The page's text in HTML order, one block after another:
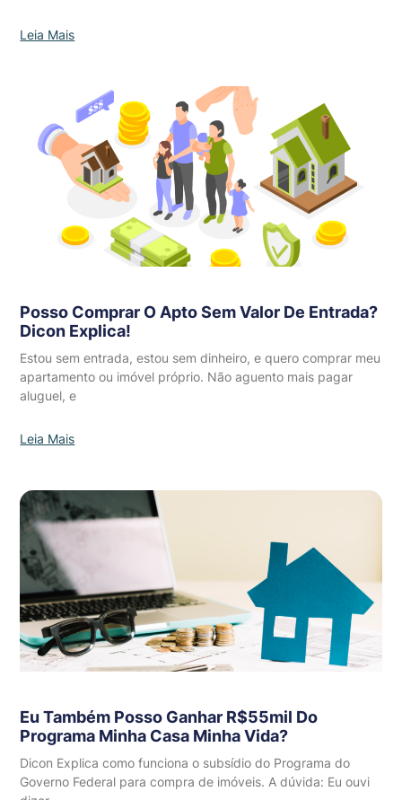
Leia Mais
Posso Comprar O Apto Sem Valor De Entrada?
Dicon Explica!
Estou sem entrada, estou sem dinheiro, e quero comprar meu
apartamento ou imóvel próprio. Não aguento mais pagar
aluguel, e
Leia Mais
Eu Também Posso Ganhar R$55mil Do
Programa Minha Casa Minha Vida?
Dicon Explica como funciona o subsídio do Programa do
Governo Federal para compra de imóveis. A dúvida: Eu ouvi